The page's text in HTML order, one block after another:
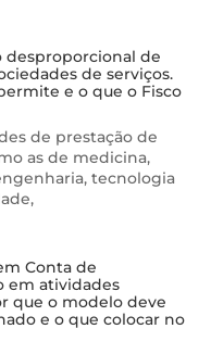
desproporcional de
de serviços.
e o que o Fisco
de prestação de
as de medicina,
tecnologia
Conta de
em atividades
que o modelo deve
e o que colocar no